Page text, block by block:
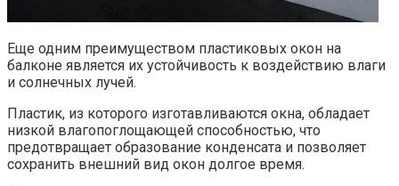
Еще одним преимуществом пластиковых окон на
балконе является их устойчивость к воздействию влаги
и солнечных лучей.
Пластик, из которого изготавливаются окна, обладает
низкой влагопоглощающей способностью, что
предотвращает образование конденсата и позволяет
сохранить внешний вид окон долгое время.​